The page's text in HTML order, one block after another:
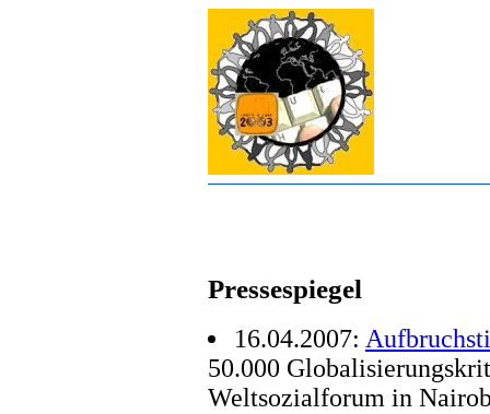
Pressespiegel
16.04.2007:
50.000
Weltsozialforum in